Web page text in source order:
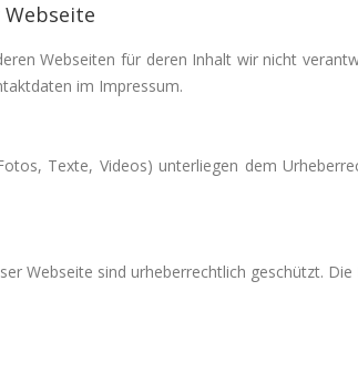
Webseiten für deren Inhalt wir nicht
im Impressum.
Texte, Videos) unterliegen dem
Webseite sind urheberrechtlich geschützt.